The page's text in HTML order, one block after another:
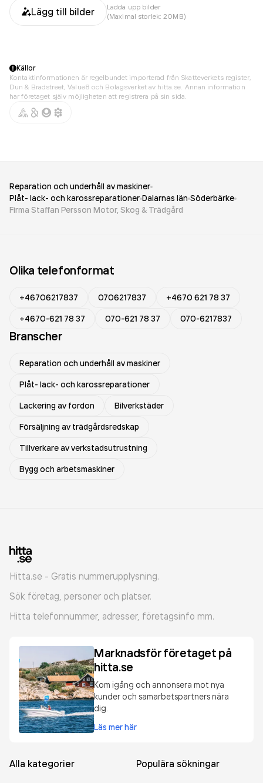
Lägg till bilder
Ladda upp bilder
(Maximal storlek: 20MB)
Källor
Kontaktinformationen är regelbundet importerad från Skatteverkets register,
Dun & Bradstreet, Value8 och Bolagsverket av hitta.se. Annan information
har företaget själv möjligheten att registrera på sin sida.
Reparation och underhåll av maskiner
Plåt- lack- och karossreparationer Dalarnas län Söderbärke
Firma Staffan Persson Motor, Skog & Trädgård
Olika telefonformat
+46706217837 0706217837
+4670 621 78 37
+4670-621 78 37
070-621 78 37 070-6217837
Branscher
Reparation och underhåll av maskiner
Plåt- lack- och karossreparationer
Lackering av fordon
Bilverkstäder
Försäljning av trädgårdsredskap
Tillverkare av verkstadsutrustning
Bygg och arbetsmaskiner
Hitta.se - Gratis nummerupplysning.
Sök företag, personer och platser.
Hitta telefonnummer, adresser, företagsinfo mm.
Marknadsför företaget på
hitta.se
Kom igång och annonsera mot nya
kunder och samarbetspartners nära
dig.
Läs mer här
Alla kategorier
Populära sökningar